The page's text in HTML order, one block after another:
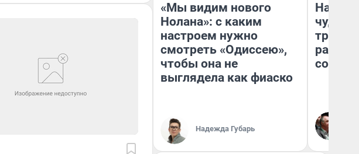
«Мы видим нового
Нолана»: с каким
настроем нужно
смотреть «Одиссею»,
чтобы она не
выглядела как фиаско
Надежда Губарь
чудом